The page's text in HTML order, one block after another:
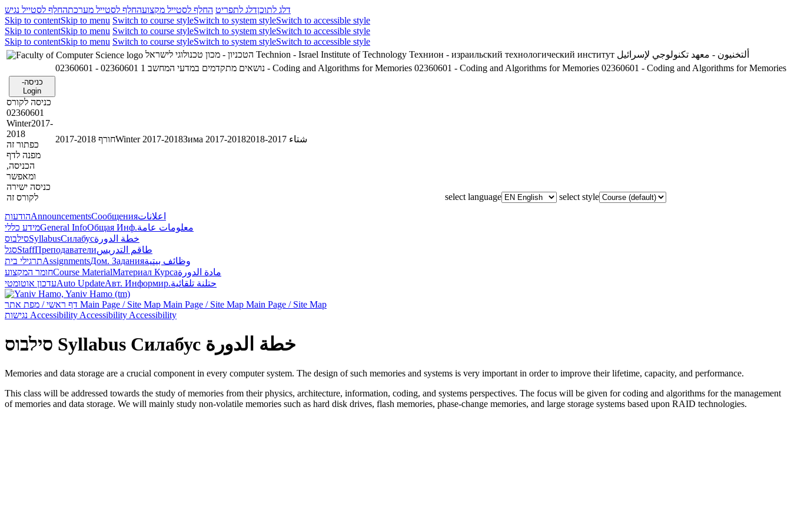
דלג לתוכןדלג לתפריט החלף לסטייל מקצועהחלף לסטייל מערכתהחלף לסטייל נגיש
Skip to contentSkip to menu Switch to course styleSwitch to system styleSwitch to accessible style
Skip to contentSkip to menu Switch to course styleSwitch to system styleSwitch to accessible style
Skip to contentSkip to menu Switch to course styleSwitch to system styleSwitch to accessible style
Technion - Israel Institute of Technology Технион - израильский технологический институт ألتخنيون - معهد تكنولوجي لإسرائيل
02360601 - נושאים מתקדמים במדעי המחשב 1 02360601 - Coding and Algorithms for Memories 02360601 - Coding and Algorithms for Memories 02360601 - Coding and Algorithms for Memories
כניסה-
Login
כניסה לקורס
02360601
Winter2017-
2018
כפתור זה
מפנה לדף
הכניסה,
ומאפשר
כניסה ישירה
לקורס זה
חורף 2017-2018Winter 2017-2018Зима 2017-2018 شتاء 2017-2018
select language
select style
הודעותAnnouncementsСообщенияاعلانات
מידע כלליGeneral InfoОбщая Инф.معلومات عامة
סילבוסSyllabusСилабусخطة الدورة
סגלStaffПреподавателиطاقم التدريس
תרגילי ביתAssignmentsДом. Заданияوظائف بيتية
חומר המקצועCourse MaterialМатериал Курсаمادة الدورة
עדכון אוטומטיAuto UpdateАвт. Информир.حتلنة تلقائية
Main Page / Site Map Main Page / Site Map Main Page / Site Map
Accessibility Accessibility Accessibility
סילבוס Syllabus Силабус خطة الدورة
Memories and data storage are a crucial component in every computer system. The design of such memories and systems is very important in order to improve their lifetime, capacity, and performance.
This class will be addressed towards the study of memories from their physics, architecture, information, coding, and systems perspectives. The focus will be given for coding and algorithms for the management
of memories and data storage. We will mainly study non-volatile memories such as hard disk drives, flash memories, phase-change memories, and large storage systems based upon RAID technologies.